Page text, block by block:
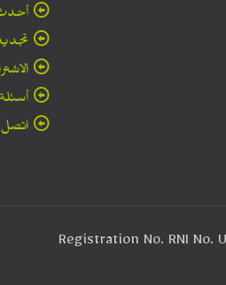
أحدث
اتصل